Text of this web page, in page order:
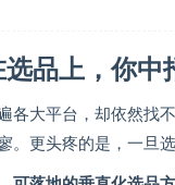
品上，你中
各大平台，却依然找
。更头疼的是，一旦